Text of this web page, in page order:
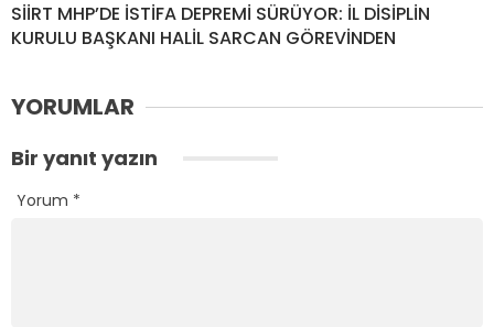
SİİRT MHP’DE İSTİFA DEPREMİ SÜRÜYOR: İL DİSİPLİN
KURULU BAŞKANI HALİL SARCAN GÖREVİNDEN
YORUMLAR
Bir yanıt yazın
Yorum *